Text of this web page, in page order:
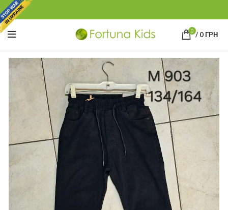
0 / 0ГРН